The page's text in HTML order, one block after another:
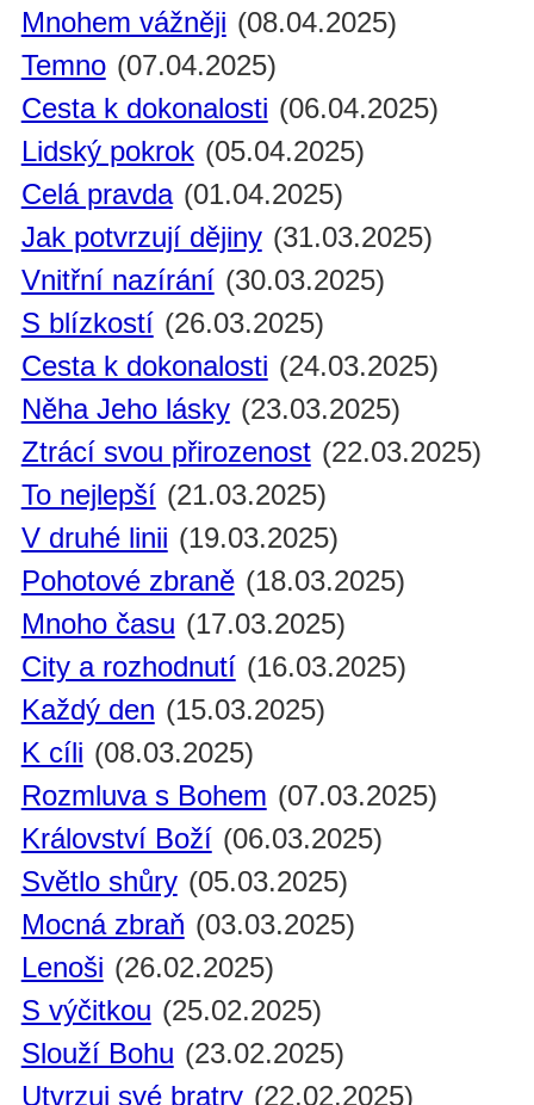
Mnohem vážněji (08.04.2025)
Temno (07.04.2025)
Cesta k dokonalosti (06.04.2025)
Lidský pokrok (05.04.2025)
Celá pravda (01.04.2025)
Jak potvrzují dějiny (31.03.2025)
Vnitřní nazírání (30.03.2025)
S blízkostí (26.03.2025)
Cesta k dokonalosti (24.03.2025)
Něha Jeho lásky (23.03.2025)
Ztrácí svou přirozenost (22.03.2025)
To nejlepší (21.03.2025)
V druhé linii (19.03.2025)
Pohotové zbraně (18.03.2025)
Mnoho času (17.03.2025)
City a rozhodnutí (16.03.2025)
Každý den (15.03.2025)
K cíli (08.03.2025)
Rozmluva s Bohem (07.03.2025)
Království Boží (06.03.2025)
Světlo shůry (05.03.2025)
Mocná zbraň (03.03.2025)
Lenoši (26.02.2025)
S výčitkou (25.02.2025)
Slouží Bohu (23.02.2025)
Utvrzuj své bratry (22.02.2025)